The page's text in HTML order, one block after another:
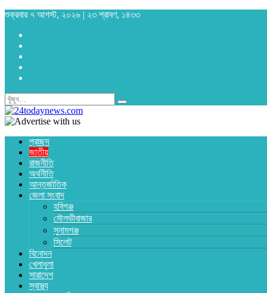
শুক্রবার ৭ আগস্ট, ২০২৬ | ২৩ শ্রাবণ, ১৪৩৩
প্রচ্ছদ
জাতীয়
রাজনীতি
অর্থনীতি
আন্তর্জাতিক
জেলা সংবাদ
হবিগঞ্জ
মৌলভীবাজার
সুনামগঞ্জ
সিলেট
বিনোদন
খেলাধুলা
সারাদেশ
স্বাস্থ্য